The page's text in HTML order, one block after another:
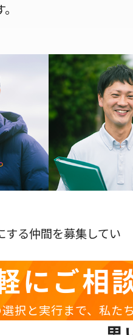
する仲間を募集してい
に ご相
択と実行まで、私た